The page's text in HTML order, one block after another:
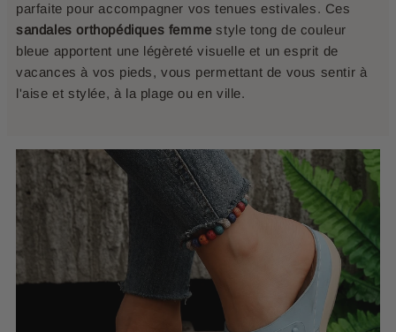
parfaite pour accompagner vos tenues estivales. Ces
sandales orthopédiques femmestyle tong de couleur
bleue apportent une légèreté visuelle et un esprit de
vacances à vos pieds, vous permettant de vous sentir à
l'aise et stylée, à la plage ou en ville.